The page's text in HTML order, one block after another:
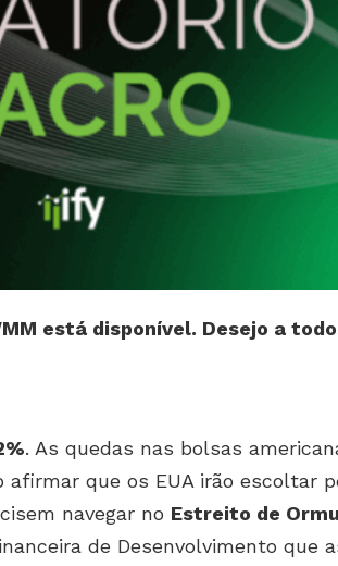
está disponível. Desejo a
. As quedas nas bolsas
afirmar que os EUA irão escoltar
navegar no Estreito de
de Desenvolvimento que